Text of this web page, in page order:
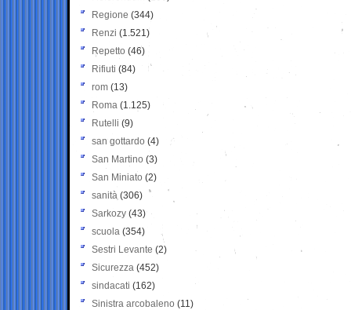
Regione (344)
Renzi (1.521)
Repetto (46)
Rifiuti (84)
rom (13)
Roma (1.125)
Rutelli (9)
san gottardo (4)
San Martino (3)
San Miniato (2)
sanità (306)
Sarkozy (43)
scuola (354)
Sestri Levante (2)
Sicurezza (452)
sindacati (162)
Sinistra arcobaleno (11)